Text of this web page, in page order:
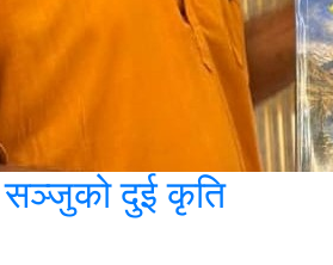
सञ्जुको दुई कृति